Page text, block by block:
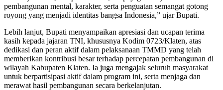
pembangunan mental, karakter, serta penguatan semangat gotong
royong yang menjadi identitas bangsa Indonesia,” ujar Bupati.
Lebih lanjut, Bupati menyampaikan apresiasi dan ucapan terima
kasih kepada jajaran TNI, khususnya Kodim 0723/Klaten, atas
dedikasi dan peran aktif dalam pelaksanaan TMMD yang telah
memberikan kontribusi besar terhadap percepatan pembangunan di
wilayah Kabupaten Klaten. Ia juga mengajak seluruh masyarakat
untuk berpartisipasi aktif dalam program ini, serta menjaga dan
merawat hasil pembangunan secara berkelanjutan.